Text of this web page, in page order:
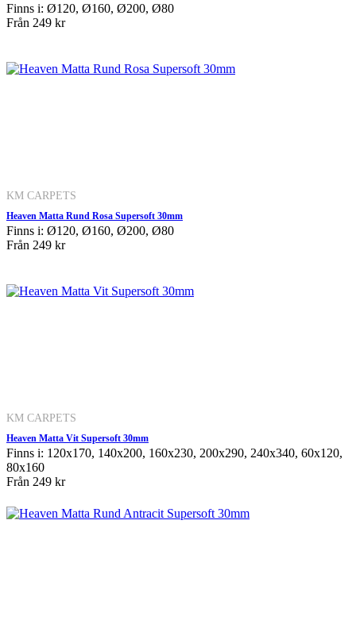
Finns i: Ø120, Ø160, Ø200, Ø80
Från 249 kr
KM CARPETS
Heaven Matta Rund Rosa Supersoft 30mm
Finns i: Ø120, Ø160, Ø200, Ø80
Från 249 kr
KM CARPETS
Heaven Matta Vit Supersoft 30mm
Finns i: 120x170, 140x200, 160x230, 200x290, 240x340, 60x120,
80x160
Från 249 kr